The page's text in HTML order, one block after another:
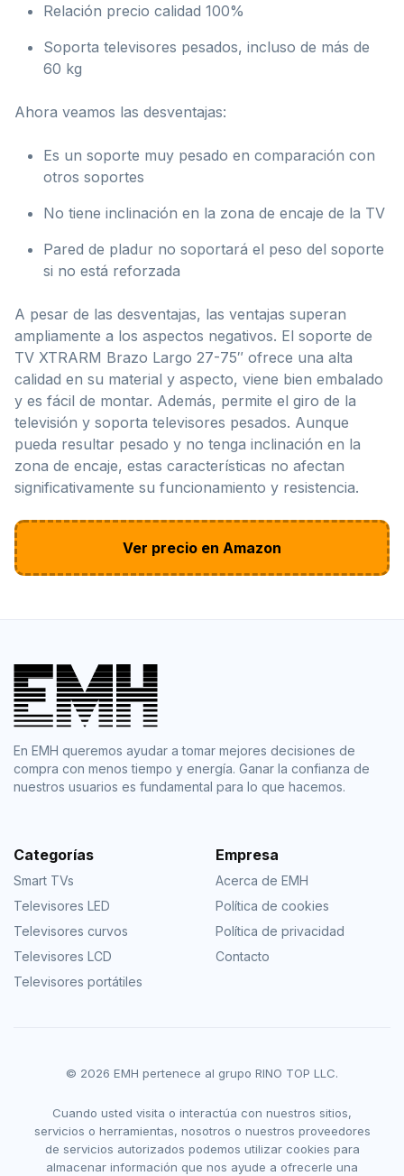
Relación precio calidad 100%
Soporta televisores pesados, incluso de más de
60 kg
Ahora veamos las desventajas:
Es un soporte muy pesado en comparación con
otros soportes
No tiene inclinación en la zona de encaje de la TV
Pared de pladur no soportará el peso del soporte
si no está reforzada
A pesar de las desventajas, las ventajas superan
ampliamente a los aspectos negativos. El soporte de
TV XTRARM Brazo Largo 27-75″ ofrece una alta
calidad en su material y aspecto, viene bien embalado
y es fácil de montar. Además, permite el giro de la
televisión y soporta televisores pesados. Aunque
pueda resultar pesado y no tenga inclinación en la
zona de encaje, estas características no afectan
significativamente su funcionamiento y resistencia.
Ver precio en Amazon
En EMH queremos ayudar a tomar mejores decisiones de
compra con menos tiempo y energía. Ganar la confianza de
nuestros usuarios es fundamental para lo que hacemos.
Categorías
Smart TVs
Televisores LED
Televisores curvos
Televisores LCD
Televisores portátiles
Empresa
Acerca de EMH
Política de cookies
Política de privacidad
Contacto
© 2026 EMH pertenece al grupo RINO TOP LLC.
Cuando usted visita o interactúa con nuestros sitios,
servicios o herramientas, nosotros o nuestros proveedores
de servicios autorizados podemos utilizar cookies para
almacenar información que nos ayude a ofrecerle una